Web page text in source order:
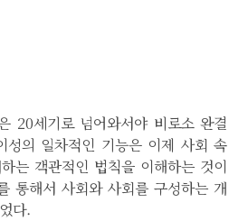
20세기로 넘어와서야 비로소 완결
성의 일차적인 기능은 이제 사회 속
는 객관적인 법칙을 이해하는 것이
통해서 사회와 사회를 구성하는 개
다.